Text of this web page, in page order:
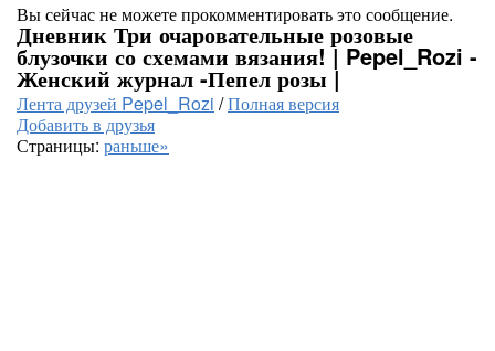
Вы сейчас не можете прокомментировать это сообщение.
Дневник Три очаровательные розовые
блузочки со схемами вязания! | Pepel_Rozi -
Женский журнал -Пепел розы |
Лента друзей Pepel_Rozi /Полная версия
Добавить в друзья
Страницы: раньше»